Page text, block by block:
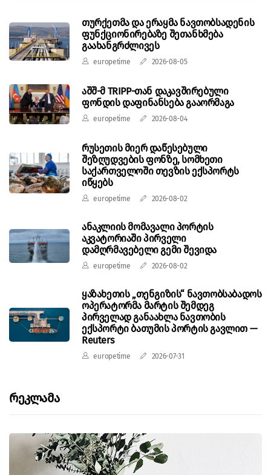
თურქეთმა და ერაყმა ნავთობსადენის
ფუნქციონირებაზე შეთანხმება
გაახანგრძლივეს
europetime 2026-08-05
აშშ-მ TRIPP-თან დაკავშირებული
ფონდის დაფინანსება გააორმაგა
europetime 2026-08-04
რუსეთის მიერ დაწესებული
შეზღუდვების ფონზე, სომხეთი
საქართველოში თევზის ექსპორტს
იწყებს
europetime 2026-08-02
ანაკლიის მომავალი პორტის
აკვატორიაში პირველი
დამღრმავებელი გემი შევიდა
europetime 2026-08-02
ყაზახეთის „თენგიზის“ ნავთობსაბადოს
ოპერატორმა მარტის შემდეგ
პირველად განაახლა ნავთობის
ექსპორტი ბათუმის პორტის გავლით —
Reuters
europetime 2026-07-31
Რეკლამა